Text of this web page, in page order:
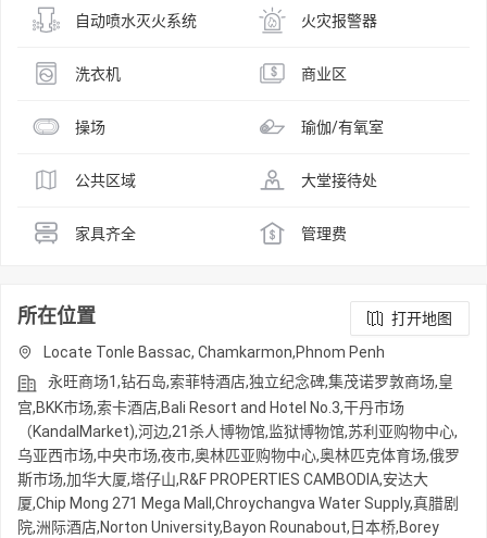
自动喷水灭火系统 火灾报警器
洗衣机 商业区
操场 瑜伽/有氧室
公共区域 大堂接待处
家具齐全 管理费
所在位置
打开地图
Locate Tonle Bassac, Chamkarmon,Phnom Penh
永旺商场1,钻石岛,索菲特酒店,独立纪念碑,集茂诺罗敦商场,皇
宫,BKK市场,索卡酒店,Bali Resort and Hotel No.3,干丹市场
（KandalMarket),河边,21杀人博物馆,监狱博物馆,苏利亚购物中心,
乌亚西市场,中央市场,夜市,奥林匹亚购物中心,奥林匹克体育场,俄罗
斯市场,加华大厦,塔仔山,R&F PROPERTIES CAMBODIA,安达大
厦,Chip Mong 271 Mega Mall,Chroychangva Water Supply,真腊剧
院,洲际酒店,Norton University,Bayon Rounabout,日本桥,Borey